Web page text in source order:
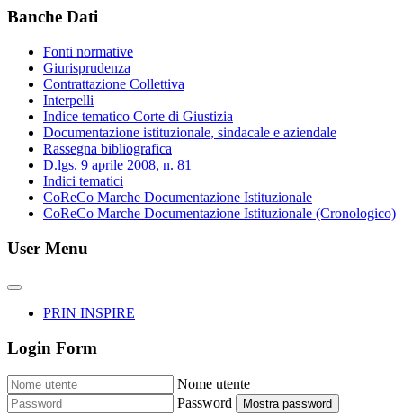
Banche Dati
Fonti normative
Giurisprudenza
Contrattazione Collettiva
Interpelli
Indice tematico Corte di Giustizia
Documentazione istituzionale, sindacale e aziendale
Rassegna bibliografica
D.lgs. 9 aprile 2008, n. 81
Indici tematici
CoReCo Marche Documentazione Istituzionale
CoReCo Marche Documentazione Istituzionale (Cronologico)
User Menu
PRIN INSPIRE
Login Form
Nome utente
Password
Mostra password